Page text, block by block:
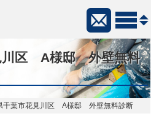
川区 A様邸 外壁無料
千葉市花見川区 A様邸 外壁無料診断